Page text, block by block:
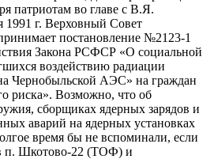
патриотам во главе с В.Я.
1991 г. Верховный Совет
постановление №2123-1
Закона РСФСР «О социальной
воздействию радиации
Чернобыльской АЭС» на граждан
риска». Возможно, что об
сборщиках ядерных зарядов и
аварий на ядерных установках
время бы не вспоминали, если
п. Шкотово-22 (ТОФ) и